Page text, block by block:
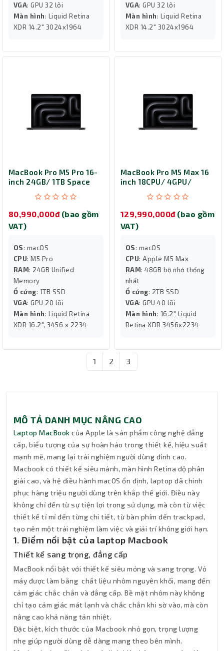
VGA: GPU 32 lõi
Màn hình: Liquid Retina
XDR 14.2" 3024x1964
VGA: GPU 32 lõi
Màn hình: Liquid Retina
XDR 14.2" 3024x1964
MacBook Pro M5 Pro 16-
inch 24GB/ 1TB Space
80,990,000đ (bao gồm
VAT)
OS: macOS
CPU: M5 Pro
RAM: 24GB Unified
Memory
Ổ cứng: 1TB SSD
VGA: GPU 20 lõi
Màn hình: Liquid Retina
XDR 16.2", 3456 x 2234
MacBook Pro M5 Max 16
inch 18CPU/ 4GPU/
MGEE4SA/A
129,990,000đ (bao gồm
VAT)
OS: macOS
CPU: Apple M5 Max
RAM: 48GB bộ nhớ thống
nhất
Ổ cứng: 2TB SSD
VGA: GPU 40 lõi
Màn hình: 16.2" Liquid
Retina XDR 3456x2234
1 2 3
MÔ TẢ DANH MỤC NÂNG CAO
Laptop MacBook của Apple là sản phẩm công nghệ đẳng
cấp, biểu tượng của sự hoàn hảo trong thiết kế, hiệu suất
mạnh mẽ, mang lại trải nghiệm người dùng đỉnh cao.
Macbook có thiết kế siêu mảnh, màn hình Retina độ phân
giải cao, và hệ điều hành macOS ổn định, laptop đã chinh
phục hàng triệu người dùng trên khắp thế giới. Điều này
không chỉ đến từ sự tiện lợi trong sử dụng, mà còn từ việc
thiết kế tỉ mỉ đến từng chi tiết, từ bàn phím đến trackpad,
tạo nên một trải nghiệm làm việc và giải trí không giới hạn.
1. Điểm nổi bật của laptop Macbook
Thiết kế sang trọng, đẳng cấp
MacBook nổi bật với thiết kế siêu mỏng và sang trọng. Vỏ
máy được làm bằng chất liệu nhôm nguyên khối, mang đến
cảm giác chắc chắn và đẳng cấp. Bề mặt nhôm này không
chỉ tạo cảm giác mát lạnh và chắc chắn khi sờ vào, mà còn
nâng cao khả năng tản nhiệt.
Đặc biệt, kích thước của Macbook nhỏ gọn, trọng lượng
nhẹ giúp người dùng dễ dàng mang theo bên mình.